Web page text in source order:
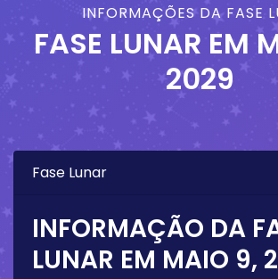
INFORMAÇÕES DA FASE
FASE LUNAR EM
2029
Fase Lunar
INFORMAÇÃO DA
LUNAR EM MAIO 9,